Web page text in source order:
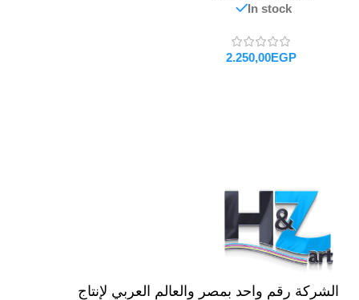
In stock
EGP
الشركة رقم واحد بمصر والعالم العربي لإنتاج